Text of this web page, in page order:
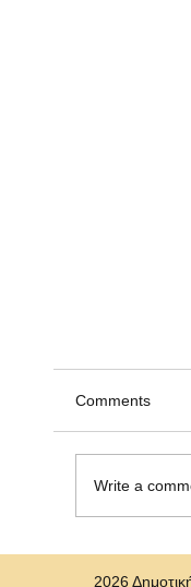
Η
στη
Comments
Write a
2026